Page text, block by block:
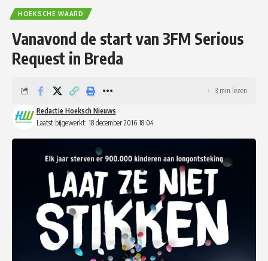
HOEKSCHE WAARD
Vanavond de start van 3FM Serious
Request in Breda
Laatst bijgewerkt: 18 december 2016 18:04
Redactie Hoeksch Nieuws
3 min lezen